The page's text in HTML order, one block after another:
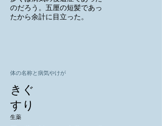
のだろう。五厘の短髪であっ
たから余計に目立った。
体の名称と病気やけが
きぐ
すり
生薬